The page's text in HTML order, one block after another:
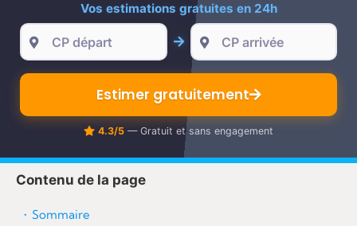
Vos estimations gratuites en 24h
Estimer gratuitement
4.3/5 — Gratuit et sans engagement
Contenu de la page
Sommaire